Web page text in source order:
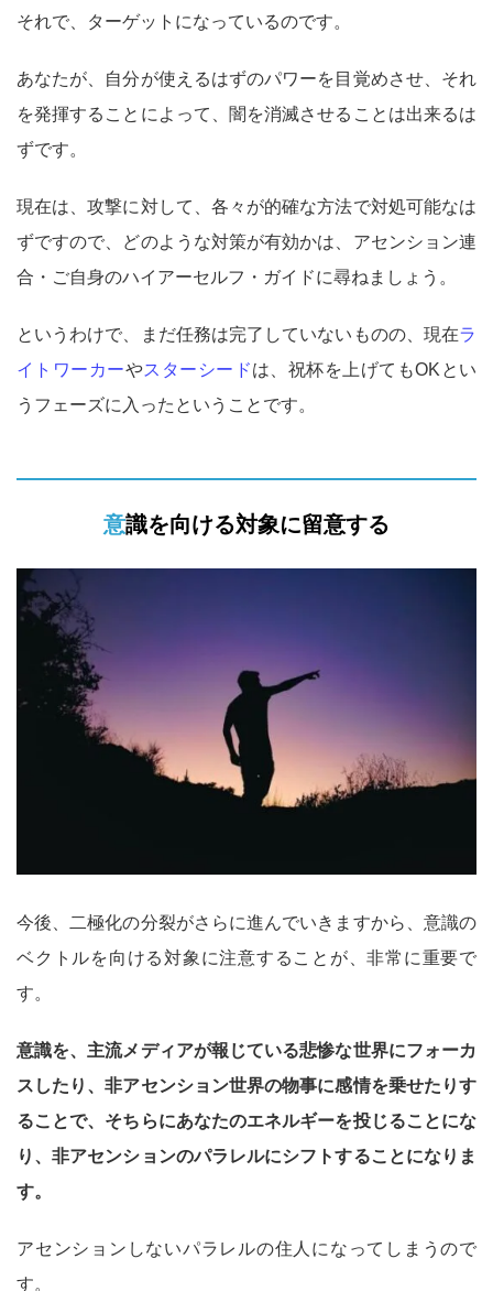
それで、ターゲットになっているのです。
あなたが、自分が使えるはずのパワーを目覚めさせ、それ
を発揮することによって、闇を消滅させることは出来るは
ずです。
現在は、攻撃に対して、各々が的確な方法で対処可能なは
ずですので、どのような対策が有効かは、アセンション連
合・ご自身のハイアーセルフ・ガイドに尋ねましょう。
というわけで、まだ任務は完了していないものの、現在ラ
イトワーカーやスターシードは、祝杯を上げてもOKとい
うフェーズに入ったということです。
意識を向ける対象に留意する
今後、二極化の分裂がさらに進んでいきますから、意識の
ベクトルを向ける対象に注意することが、非常に重要で
す。
意識を、主流メディアが報じている悲惨な世界にフォーカ
スしたり、非アセンション世界の物事に感情を乗せたりす
ることで、そちらにあなたのエネルギーを投じることにな
り、非アセンションのパラレルにシフトすることになりま
す。
アセンションしないパラレルの住人になってしまうので
す。